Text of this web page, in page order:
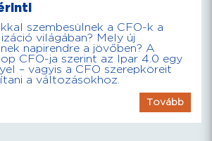
szembesülnek a CFO-k a
világában? Mely új
napirendre a jövőben? A
CFO-ja szerint az Ipar 4.0 egy
– vagyis a CFO szerepköreit
a változásokhoz.
Tovább